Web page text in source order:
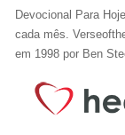
Devocional Para
cada mês.
em 1998 por Ben